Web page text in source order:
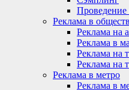
Реклама в
Реклама на
Реклама в
Реклама на
Реклама на
Реклама в метро
Реклама в